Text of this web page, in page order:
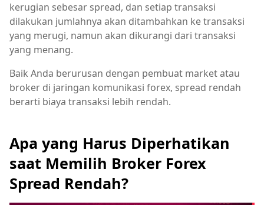
kerugian sebesar spread, dan setiap transaksi
dilakukan jumlahnya akan ditambahkan ke transaksi
yang merugi, namun akan dikurangi dari transaksi
yang menang.
Baik Anda berurusan dengan pembuat market atau
broker di jaringan komunikasi forex, spread rendah
berarti biaya transaksi lebih rendah.
Apa yang Harus Diperhatikan
saat Memilih Broker Forex
Spread Rendah?